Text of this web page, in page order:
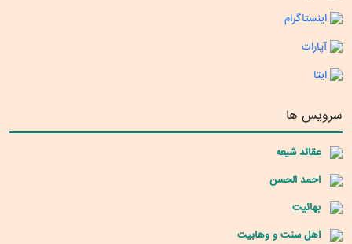
اینستاگرام
آپارات
ایتا
سرویس ها
عقائد شیعه
احمد الحسن
بهائیت
اهل سنت و وهابیت